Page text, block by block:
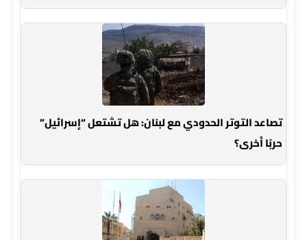
تصاعد التوتر الحدودي مع لبنان: هل تشتعل “إسرائيل”
حربًا أخرى؟